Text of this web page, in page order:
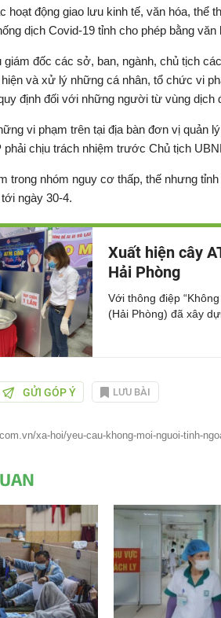
hoạt động giao lưu kinh tế, văn hóa,
dịch Covid-19 tỉnh cho phép bằng văn
giám đốc các sở, ban, ngành, chủ tịch
và xử lý những cá nhân, tổ chức vi
định đối với những người từ vùng dịch
vi phạm trên tại địa bàn đơn vị quản
phải chịu trách nhiệm trước Chủ tịch
trong nhóm nguy cơ thấp, thế nhưng
ngày 30-4.
Xuất hiện cây
Hải Phòng
Với thông điệp
(Hải Phòng) đã xây
GỬI GÓP Ý LƯU BÀI
xa-hoi/yeu-cau-khong-moi-nguoi-tinh-